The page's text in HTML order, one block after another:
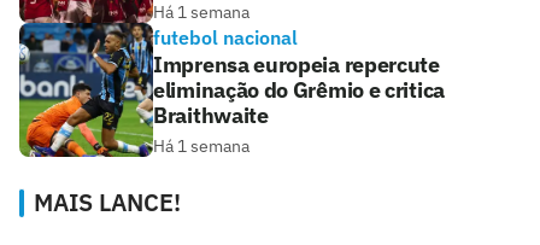
Há 1 semana
futebol nacional
Imprensa europeia repercute
eliminação do Grêmio e critica
Braithwaite
Há 1 semana
MAIS LANCE!